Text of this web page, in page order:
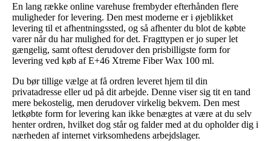
En lang række online varehuse frembyder efterhånden flere
muligheder for levering. Den mest moderne er i øjeblikket
levering til et afhentningssted, og så afhenter du blot de købte
varer når du har mulighed for det. Fragttypen er jo super let
gængelig, samt oftest derudover den prisbilligste form for
levering ved køb af E+46 Xtreme Fiber Wax 100 ml.
Du bør tillige vælge at få ordren leveret hjem til din
privatadresse eller ud på dit arbejde. Denne viser sig tit en tand
mere bekostelig, men derudover virkelig bekvem. Den mest
letkøbte form for levering kan ikke benægtes at være at du selv
henter ordren, hvilket dog står og falder med at du opholder dig i
nærheden af internet virksomhedens arbejdslager.